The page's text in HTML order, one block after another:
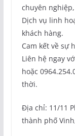
chuyên
Dịch vụ linh
khách hàng.
Cam kết về sự
Liên hệ ngay
hoặc
thời.
Địa chỉ: 11/11
thành phố